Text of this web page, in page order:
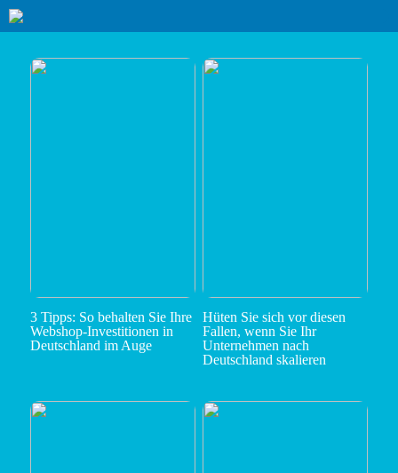
3 Tipps: So behalten Sie Ihre
Webshop-Investitionen in
Deutschland im Auge
Hüten Sie sich vor diesen
Fallen, wenn Sie Ihr
Unternehmen nach
Deutschland skalieren